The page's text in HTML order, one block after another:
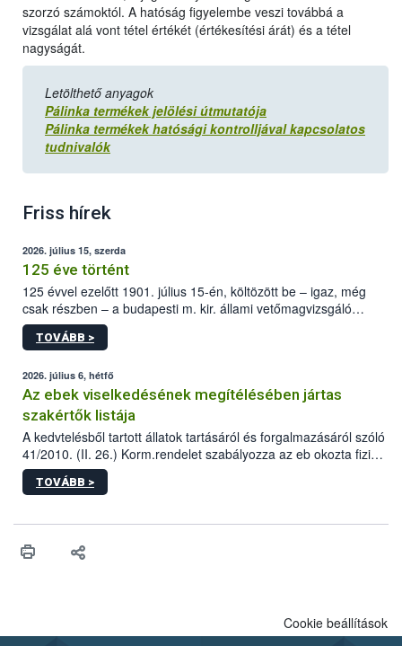
szorzó számoktól. A hatóság figyelembe veszi továbbá a
vizsgálat alá vont tétel értékét (értékesítési árát) és a tétel
nagyságát.
Letölthető anyagok
Pálinka termékek jelölési útmutatója
Pálinka termékek hatósági kontrolljával kapcsolatos
tudnivalók
Friss hírek
2026. július 15, szerda
125 éve történt
125 évvel ezelőtt 1901. július 15-én, költözött be – igaz, még
csak részben – a budapesti m. kir. állami vetőmagvizsgáló
állomás a Kis Rókus utca 15. szám alatti, Czigler Győző által
tervezett új épületébe.
TOVÁBB >
2026. július 6, hétfő
Az ebek viselkedésének megítélésében jártas
szakértők listája
A kedvtelésből tartott állatok tartásáról és forgalmazásáról szóló
41/2010. (II. 26.) Korm.rendelet szabályozza az eb okozta fizikai
sérülés, illetve ennek veszélye keletkezésekor felmerülő
hatósági feladatokat, valamint a veszélyes eb tartását és annak
vonni az ebek viselkedésének megítélésében jártas szakértőt.
TOVÁBB >
Cookie beállítások